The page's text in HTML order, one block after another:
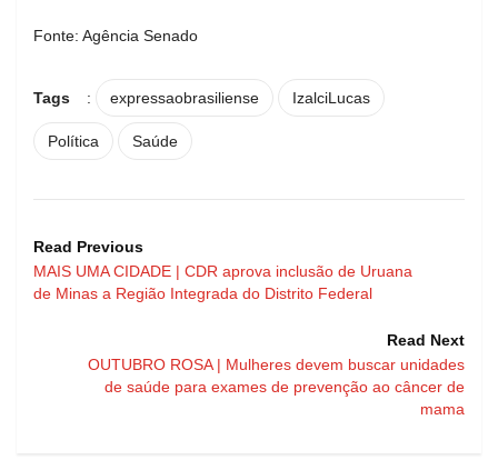
Fonte: Agência Senado
Tags : expressaobrasiliense IzalciLucas
Política Saúde
Read Previous
MAIS UMA CIDADE | CDR aprova inclusão de Uruana
de Minas a Região Integrada do Distrito Federal
Read Next
OUTUBRO ROSA | Mulheres devem buscar unidades
de saúde para exames de prevenção ao câncer de
mama